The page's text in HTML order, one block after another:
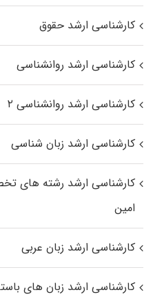
کارشناسی ارشد حقوق
کارشناسی ارشد روانشناسی
کارشناسی ارشد روانشناسی ۲
کارشناسی ارشد زبان شناسی
کارشناسی ارشد رﺷﺘﻪ ﻫﺎی
اﻣﻴﻦ
کارشناسی ارشد زبان عربی
کارشناسی ارشد زبان‌ های